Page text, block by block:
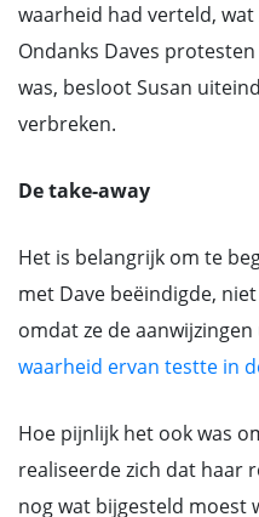
waarheid had verteld,
Ondanks Daves
was, besloot Susan
verbreken.
De take-away
Het is belangrijk om te
met Dave beëindigde,
omdat ze de
waarheid ervan testte in
Hoe pijnlijk het ook was
realiseerde zich dat haar
nog wat bijgesteld moest